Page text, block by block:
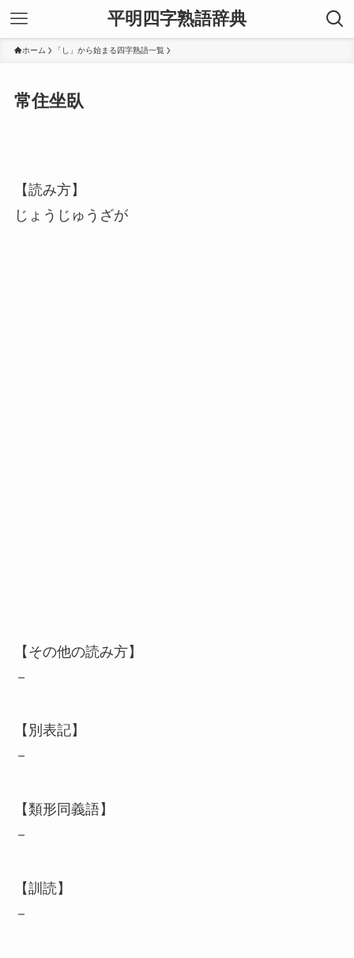
平明四字熟語辞典
ホーム 「し」から始まる四字熟語一覧
常住坐臥
【読み方】
じょうじゅうざが
【その他の読み方】
－
【別表記】
－
【類形同義語】
－
【訓読】
－